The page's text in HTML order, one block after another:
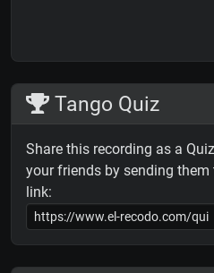
Tango Quiz
Share this recording as a
your friends by sending them
link: